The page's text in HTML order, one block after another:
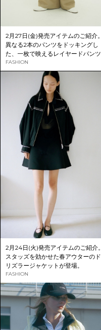
2月27日(金)発売アイテムのご紹介。
異なる2本のパンツをドッキングし
た、一枚で映えるレイヤードパンツ
が登場。
FASHION
2月24日(火)発売アイテムのご紹介。
スタッズを効かせた春アウターのド
リズラージャケットが登場。
FASHION